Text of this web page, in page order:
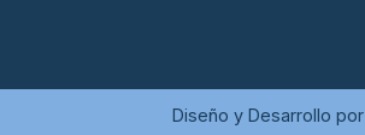
Diseño y Desarrollo por